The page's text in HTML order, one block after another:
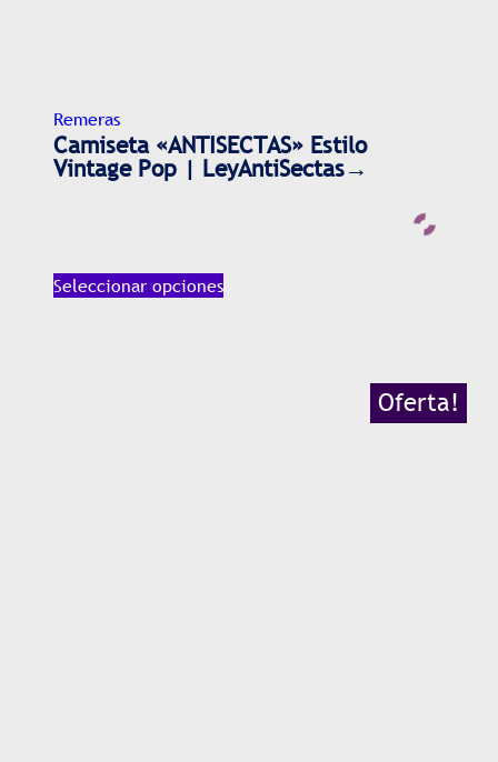
Remeras
Camiseta «ANTISECTAS» Estilo
Vintage Pop | LeyAntiSectas→
Seleccionar opciones
Oferta!